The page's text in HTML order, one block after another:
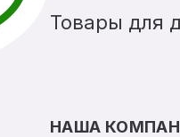
Товары для
НАША